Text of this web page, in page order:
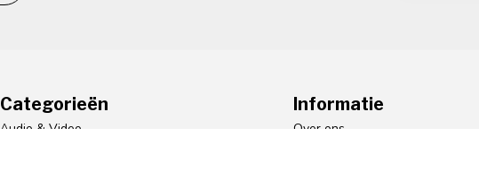
Categorieën
Audio & Video
Informatie
Over ons